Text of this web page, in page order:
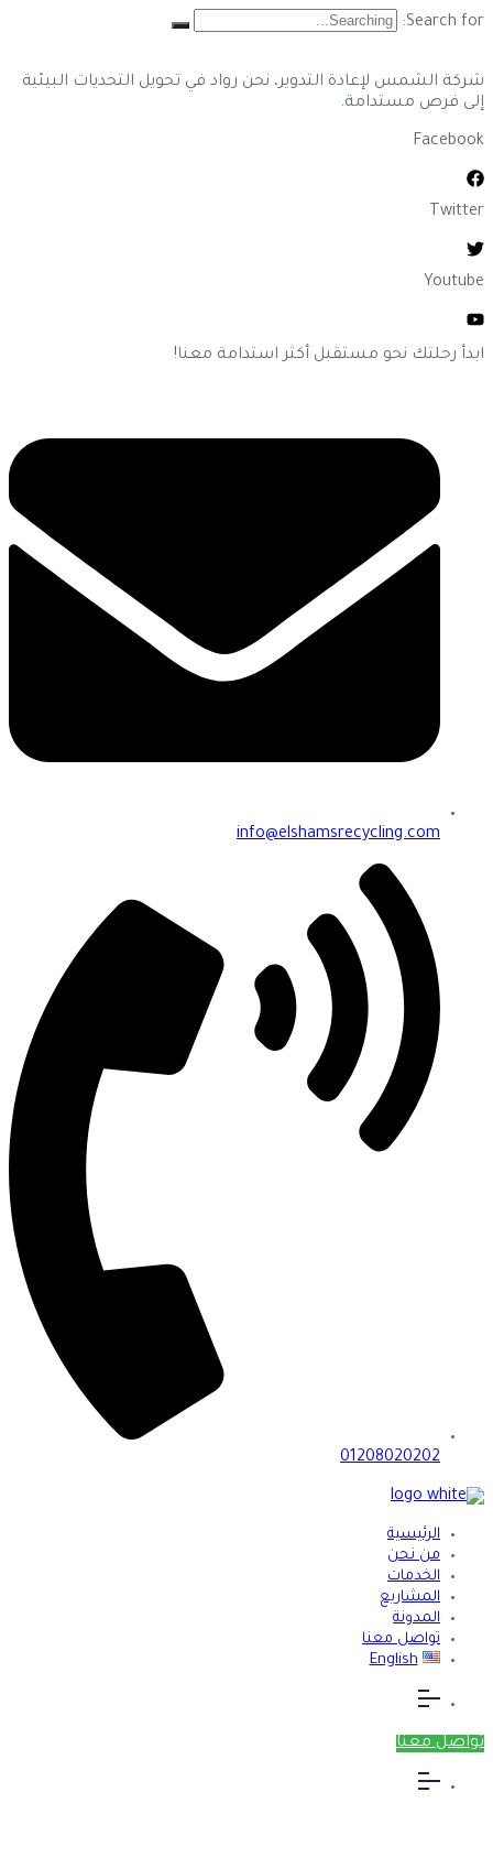
Search for:
شركة الشمس لإعادة التدوير، نحن رواد في تحويل التحديات البيئية
إلى فرص مستدامة.
Facebook
Twitter
Youtube
ابدأ رحلتك نحو مستقبل أكثر استدامة معنا!
info@elshamsrecycling.com
01208020202
الرئيسية
من نحن
الخدمات
المشاريع
المدونة
تواصل معنا
English
تواصل معنا